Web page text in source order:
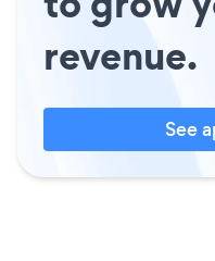
revenue.
See